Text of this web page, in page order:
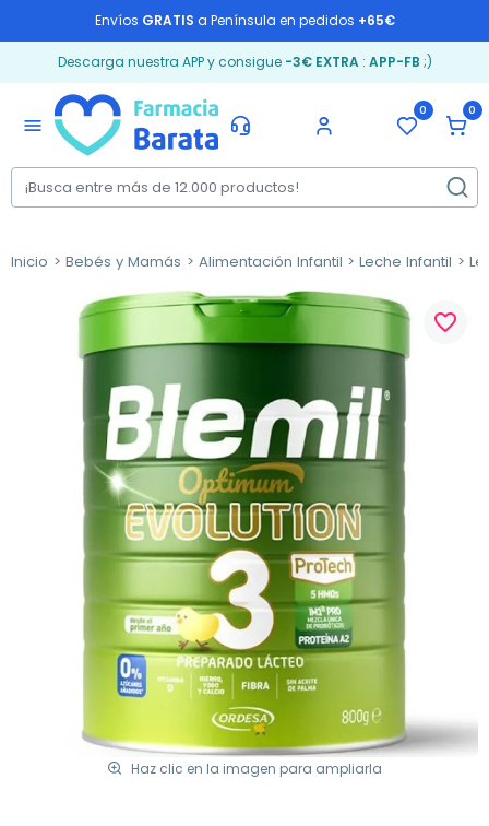
Envíos GRATIS a Península en pedidos +65€
Descarga nuestra APP y consigue -3€ EXTRA: APP-FB ;)
menu
0 0
Inicio Bebés y Mamás Alimentación Infantil Leche Infantil
Haz clic en la imagen para ampliarla
favorite_border